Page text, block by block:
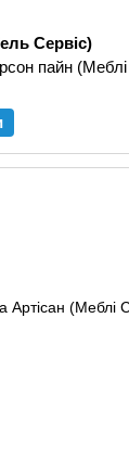
Сервіс)
пайн (Меблі